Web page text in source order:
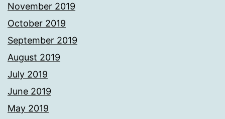
November 2019
October 2019
September 2019
August 2019
July 2019
June 2019
May 2019